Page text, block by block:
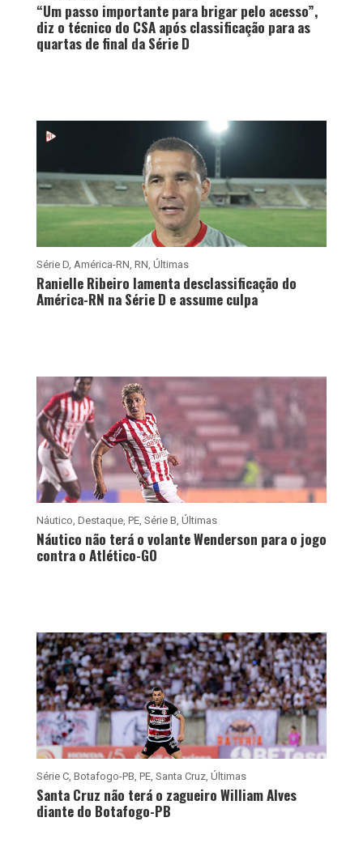
“Um passo importante para brigar pelo acesso”,
diz o técnico do CSA após classificação para as
quartas de final da Série D
Série D, América-RN, RN, Últimas
Ranielle Ribeiro lamenta desclassificação do
América-RN na Série D e assume culpa
Náutico, Destaque, PE, Série B, Últimas
Náutico não terá o volante Wenderson para o jogo
contra o Atlético-GO
Série C, Botafogo-PB, PE, Santa Cruz, Últimas
Santa Cruz não terá o zagueiro William Alves
diante do Botafogo-PB